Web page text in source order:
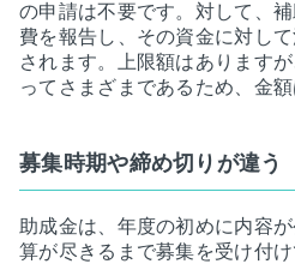
の申請は不要です。対して、
費を報告し、その資金に対し
されます。上限額はあります
ってさまざまであるため、金
募集時期や締め切りが違う
助成金は、年度の初めに内容
算が尽きるまで募集を受け付